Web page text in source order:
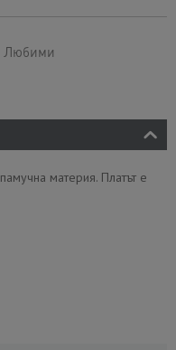
Любими
материя. Платът е